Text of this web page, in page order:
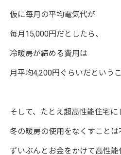
仮に毎月の平均電気代が
毎月15,000円だとしたら、
冷暖房が締める費用は
月平均4,200円ぐらいだという
そして、たとえ超高性能住宅に
冬の暖房の使用をなくすことは
ずいぶんとお金をかけて高性能